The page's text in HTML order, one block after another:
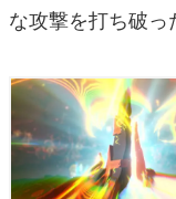
な攻撃を打ち破っ